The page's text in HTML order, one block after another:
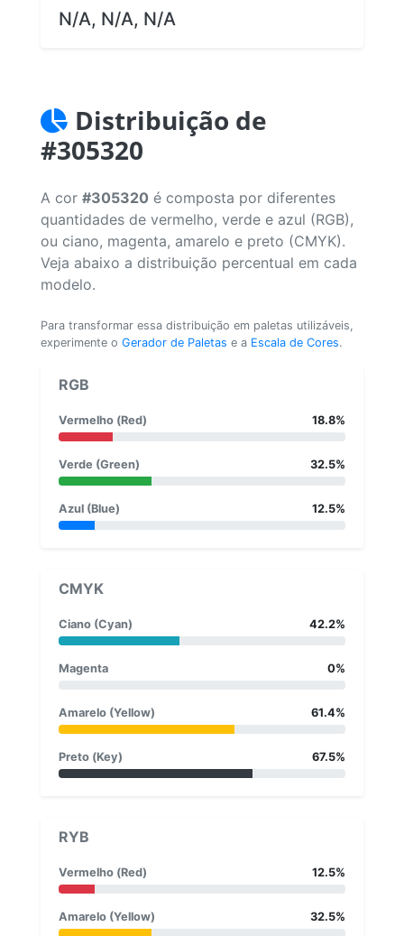
N/A, N/A, N/A
Distribuição de
#305320
A cor #305320 é composta por diferentes
quantidades de vermelho, verde e azul (RGB),
ou ciano, magenta, amarelo e preto (CMYK).
Veja abaixo a distribuição percentual em cada
modelo.
Para transformar essa distribuição em paletas utilizáveis,
experimente o Gerador de Paletas e a Escala de Cores.
RGB
Vermelho (Red) 18.8%
Verde (Green) 32.5%
Azul (Blue) 12.5%
CMYK
Ciano (Cyan) 42.2%
Magenta 0%
Amarelo (Yellow) 61.4%
Preto (Key) 67.5%
RYB
Vermelho (Red) 12.5%
Amarelo (Yellow) 32.5%